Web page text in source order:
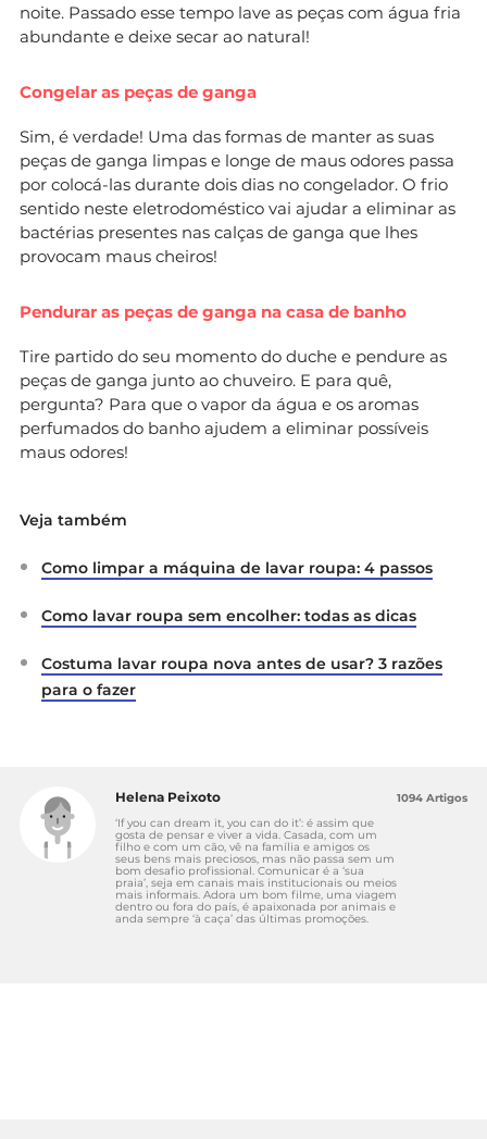
noite. Passado esse tempo lave as peças com água fria
abundante e deixe secar ao natural!
Congelar as peças de ganga
Sim, é verdade! Uma das formas de manter as suas
peças de ganga limpas e longe de maus odores passa
por colocá-las durante dois dias no congelador. O frio
sentido neste eletrodoméstico vai ajudar a eliminar as
bactérias presentes nas calças de ganga que lhes
provocam maus cheiros!
Pendurar as peças de ganga na casa de banho
Tire partido do seu momento do duche e pendure as
peças de ganga junto ao chuveiro. E para quê,
pergunta? Para que o vapor da água e os aromas
perfumados do banho ajudem a eliminar possíveis
maus odores!
Veja também
Como limpar a máquina de lavar roupa: 4 passos
Como lavar roupa sem encolher: todas as dicas
Costuma lavar roupa nova antes de usar? 3 razões
para o fazer
Helena Peixoto
‘If you can dream it, you can do it’: é assim que
gosta de pensar e viver a vida. Casada, com um
filho e com um cão, vê na família e amigos os
seus bens mais preciosos, mas não passa sem um
bom desafio profissional. Comunicar é a ‘sua
praia’, seja em canais mais institucionais ou meios
mais informais. Adora um bom filme, uma viagem
dentro ou fora do país, é apaixonada por animais e
anda sempre ‘à caça’ das últimas promoções.
1094 Artigos